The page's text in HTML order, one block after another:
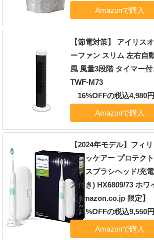
【節電対策】 アイリス
ーファン スリム 左右自
風 風量3段階 タイマー
TWF-M73
16%OFFの税込4,980円
【2024年モデル】フィ
ソニッケアー プロテク
プラスブラシヘッド/充
ス付き) HX6809/73 ホワ
【Amazon.co.jp 限定】
21%OFFの税込9,550円